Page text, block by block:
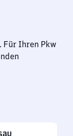
Für Ihren Pkw